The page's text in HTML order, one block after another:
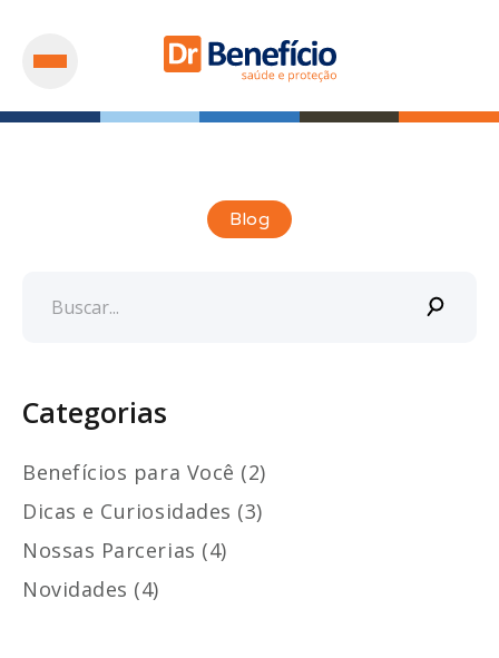
Blog
Categorias
Benefícios para Você (2)
Dicas e Curiosidades (3)
Nossas Parcerias (4)
Novidades (4)